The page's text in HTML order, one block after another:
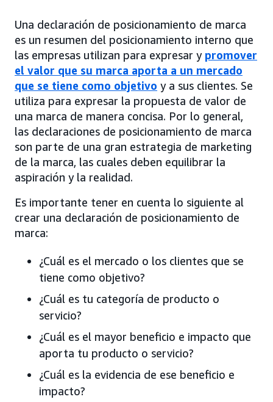
Una declaración de posicionamiento de marca
es un resumen del posicionamiento interno que
las empresas utilizan para expresar y promover
el valor que su marca aporta a un mercado
que se tiene como objetivo y a sus clientes. Se
utiliza para expresar la propuesta de valor de
una marca de manera concisa. Por lo general,
las declaraciones de posicionamiento de marca
son parte de una gran estrategia de marketing
de la marca, las cuales deben equilibrar la
aspiración y la realidad.
Es importante tener en cuenta lo siguiente al
crear una declaración de posicionamiento de
marca:
¿Cuál es el mercado o los clientes que se
tiene como objetivo?
¿Cuál es tu categoría de producto o
servicio?
¿Cuál es el mayor beneficio e impacto que
aporta tu producto o servicio?
¿Cuál es la evidencia de ese beneficio e
impacto?